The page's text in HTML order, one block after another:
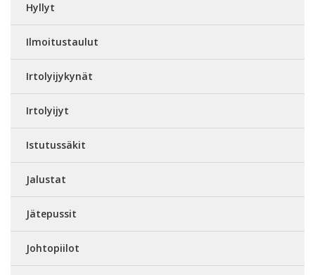
Hyllyt
Ilmoitustaulut
Irtolyijykynät
Irtolyijyt
Istutussäkit
Jalustat
Jätepussit
Johtopiilot